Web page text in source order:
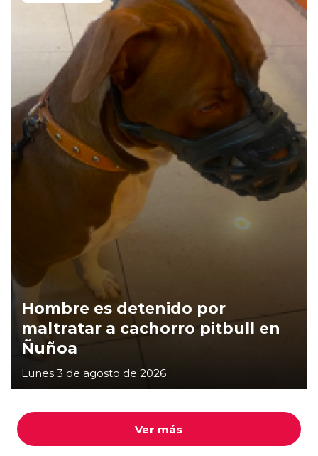
Ver más
Hombre es detenido por
maltratar a cachorro pitbull en
Ñuñoa
Lunes 3 de agosto de 2026